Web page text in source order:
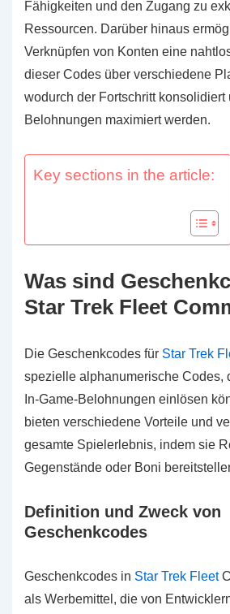
Fähigkeiten und den Zugang zu
Ressourcen. Darüber hinaus
Verknüpfen von Konten eine
dieser Codes über verschiedene
wodurch der Fortschritt konsolidiert
Belohnungen maximiert werden.
Key sections in the article:
Was sind
Star Trek Fleet
Die Geschenkcodes für Star Trek
spezielle alphanumerische Codes,
In-Game-Belohnungen einlösen
bieten verschiedene Vorteile und
gesamte Spielerlebnis, indem sie
Gegenstände oder Boni
Definition und Zweck von
Geschenkcodes
Geschenkcodes in Star Trek Fleet
als Werbemittel, die von